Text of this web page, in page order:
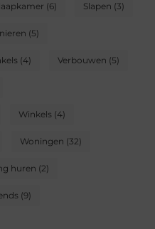
(6) Slapen (3)
(5)
(4) Verbouwen (5)
Winkels (4)
Woningen (32)
huren (2)
(9)